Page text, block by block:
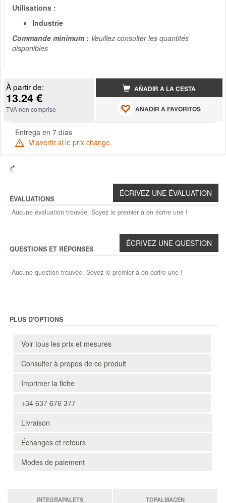
Utilisations :
Industrie
Commande minimum : Veuillez consulter les quantités
disponibles
À partir de:
13.24 €
TVA non comprise
AÑADIR A LA CESTA
AÑADIR A FAVORITOS
Entrega en 7 días
M'avertir si le prix change.
ÉVALUATIONS
Aucune évaluation trouvée. Soyez le premier à en écrire une !
QUESTIONS ET RÉPONSES
Aucune question trouvée. Soyez le premier à en écrire une !
PLUS D'OPTIONS
Voir tous les prix et mesures
Consulter à propos de ce produit
Imprimer la fiche
+34 637 676 377
Livraison
Échanges et retours
Modes de paiement
INTEGRAPALETS TOPALMACEN